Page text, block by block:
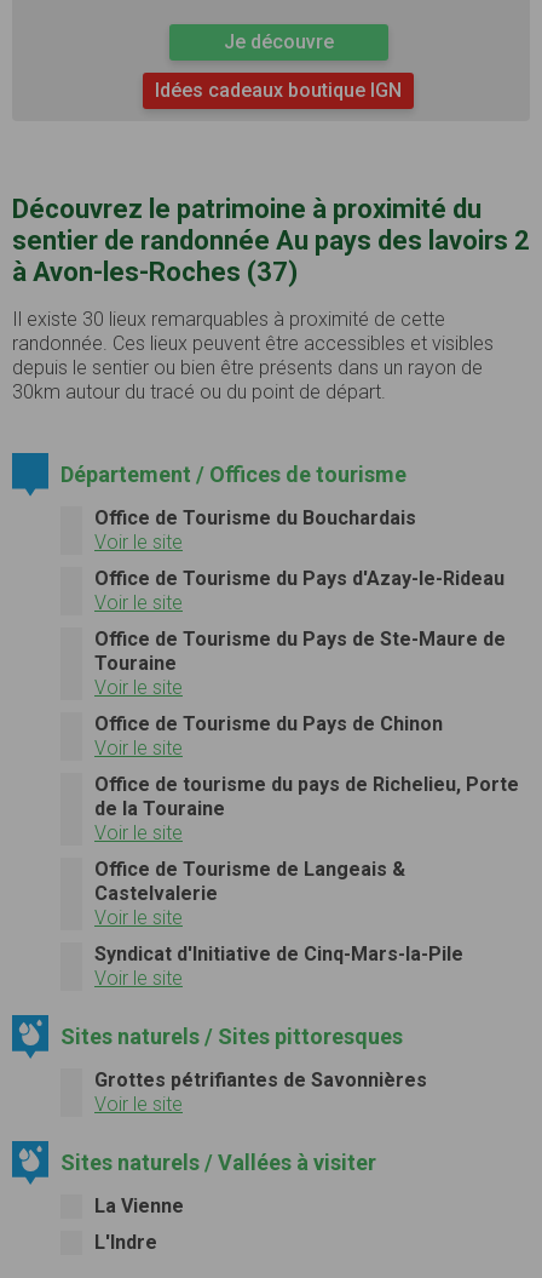
Je découvre
Idées cadeaux boutique IGN
Découvrez le patrimoine à proximité du
sentier de randonnée Au pays des lavoirs 2
à Avon-les-Roches (37)
Il existe 30 lieux remarquables à proximité de cette
randonnée. Ces lieux peuvent être accessibles et visibles
depuis le sentier ou bien être présents dans un rayon de
30km autour du tracé ou du point de départ.
Département / Offices de tourisme
Office de Tourisme du Bouchardais
Voir le site
Office de Tourisme du Pays d'Azay-le-Rideau
Voir le site
Office de Tourisme du Pays de Ste-Maure de
Touraine
Voir le site
Office de Tourisme du Pays de Chinon
Voir le site
Office de tourisme du pays de Richelieu, Porte
de la Touraine
Voir le site
Office de Tourisme de Langeais &
Castelvalerie
Voir le site
Syndicat d'Initiative de Cinq-Mars-la-Pile
Voir le site
Sites naturels / Sites pittoresques
Grottes pétrifiantes de Savonnières
Voir le site
Sites naturels / Vallées à visiter
La Vienne
L'Indre